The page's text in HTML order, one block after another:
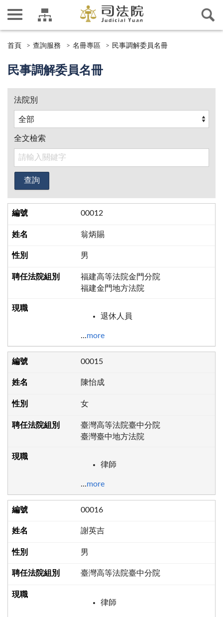
首頁 查詢服務 名冊專區 民事調解委員名冊
民事調解委員名冊
法院別
全文檢索
00012
翁炳賜
男
福建高等法院金門分院
福建金門地方法院
退休人員
...more
00015
陳怡成
女
臺灣高等法院臺中分院
臺灣臺中地方法院
律師
...more
00016
謝英吉
男
臺灣高等法院臺中分院
律師